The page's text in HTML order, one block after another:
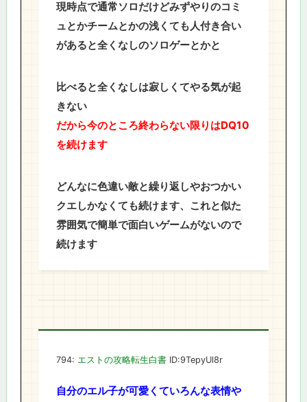
現時点で通常ソロだけどみずやりのコミ
ュとかチームとかの浅くても人付き合い
があると全くなしのソロゲーとかと
比べると全くなしは寂しくてやる気が起
きない
だから今のところ終わらない限りはDQ10
を続けます
どんなに色違い敵と繰り返しやおつかい
クエしかなくても続けます、これと似た
雰囲気で簡単で面白いゲームがないので
続けます
794: エストの攻略転生白書 ID:9TepyUl8r
自分のエル子が可愛くていろんな表情や